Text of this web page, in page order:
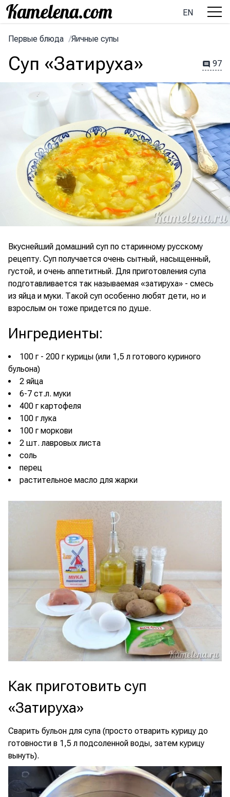
EN
Первые блюда /Яичные супы
Суп «Затируха» 97
Вкуснейший домашний суп по старинному русскому
рецепту. Суп получается очень сытный, насыщенный,
густой, и очень аппетитный. Для приготовления супа
подготавливается так называемая «затируха» - смесь
из яйца и муки. Такой суп особенно любят дети, но и
взрослым он тоже придется по душе.
Ингредиенты:
100 г - 200 г курицы (или 1,5 л готового куриного
бульона)
2 яйца
6-7 ст.л. муки
400 г картофеля
100 г лука
100 г моркови
2 шт. лавровых листа
соль
перец
растительное масло для жарки
Как приготовить суп
«Затируха»
Сварить бульон для супа (просто отварить курицу до
готовности в 1,5 л подсоленной воды, затем курицу
вынуть).